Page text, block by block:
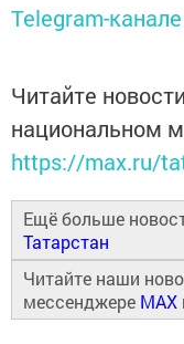
Telegram-канале
Читайте
национальном
https://max.ru/
Ещё больше
Татарстан
Читайте наши
мессенджере MAX